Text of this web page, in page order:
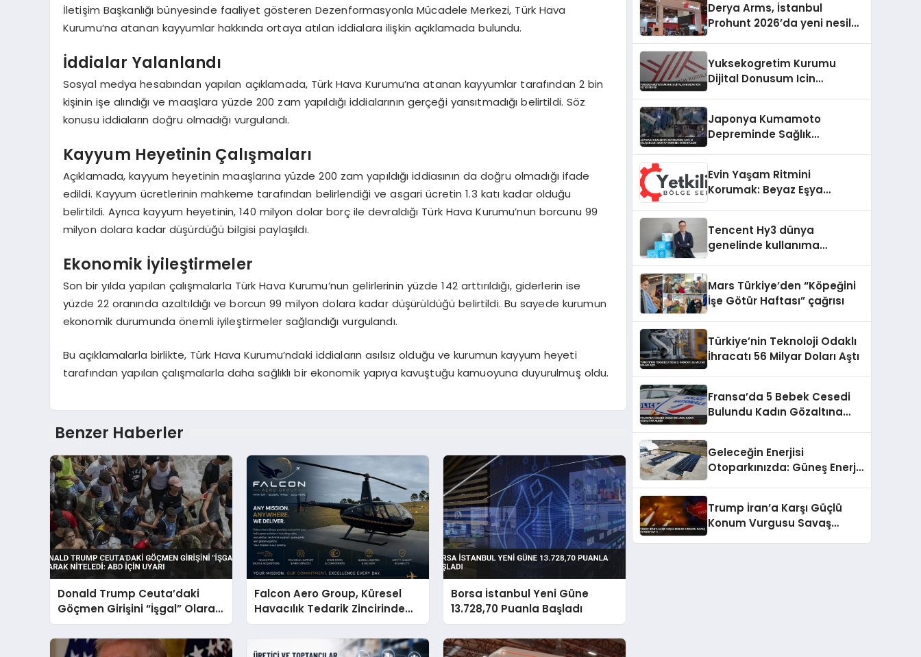
İletişim Başkanlığı bünyesinde faaliyet gösteren Dezenformasyonla Mücadele Merkezi, Türk Hava
Kurumu’na atanan kayyumlar hakkında ortaya atılan iddialara ilişkin açıklamada bulundu.
İddialar Yalanlandı
Sosyal medya hesabından yapılan açıklamada, Türk Hava Kurumu’na atanan kayyumlar tarafından 2 bin
kişinin işe alındığı ve maaşlara yüzde 200 zam yapıldığı iddialarının gerçeği yansıtmadığı belirtildi. Söz
konusu iddiaların doğru olmadığı vurgulandı.
Kayyum Heyetinin Çalışmaları
Açıklamada, kayyum heyetinin maaşlarına yüzde 200 zam yapıldığı iddiasının da doğru olmadığı ifade
edildi. Kayyum ücretlerinin mahkeme tarafından belirlendiği ve asgari ücretin 1.3 katı kadar olduğu
belirtildi. Ayrıca kayyum heyetinin, 140 milyon dolar borç ile devraldığı Türk Hava Kurumu’nun borcunu 99
milyon dolara kadar düşürdüğü bilgisi paylaşıldı.
Ekonomik İyileştirmeler
Son bir yılda yapılan çalışmalarla Türk Hava Kurumu’nun gelirlerinin yüzde 142 arttırıldığı, giderlerin ise
yüzde 22 oranında azaltıldığı ve borcun 99 milyon dolara kadar düşürüldüğü belirtildi. Bu sayede kurumun
ekonomik durumunda önemli iyileştirmeler sağlandığı vurgulandı.
Bu açıklamalarla birlikte, Türk Hava Kurumu’ndaki iddiaların asılsız olduğu ve kurumun kayyum heyeti
tarafından yapılan çalışmalarla daha sağlıklı bir ekonomik yapıya kavuştuğu kamuoyuna duyurulmuş oldu.
Benzer Haberler
Donald Trump Ceuta’daki
Göçmen Girişini “İşgal” Olarak
Niteledi: ABD İçin Uyarı
Falcon Aero Group, Küresel
Havacılık Tedarik Zincirinde
Türkiye’den Dünyaya Açılıyor
Borsa İstanbul Yeni Güne
13.728,70 Puanla Başladı
Derya Arms, İstanbul
Prohunt 2026’da yeni nesil
Yuksekogretim Kurumu
Dijital Donusum Icin
Japonya Kumamoto
Depreminde Sağlık
Evin Yaşam Ritmini
Korumak: Beyaz Eşya
Tencent Hy3 dünya
genelinde kullanıma
Mars Türkiye’den “Köpeğini
İşe Götür Haftası” çağrısı
Türkiye’nin Teknoloji Odaklı
İhracatı 56 Milyar Doları Aştı
Fransa’da 5 Bebek Cesedi
Bulundu Kadın Gözaltına
Geleceğin Enerjisi
Otoparkınızda: Güneş Enerjili
Trump İran’a Karşı Güçlü
Konum Vurgusu Savaş